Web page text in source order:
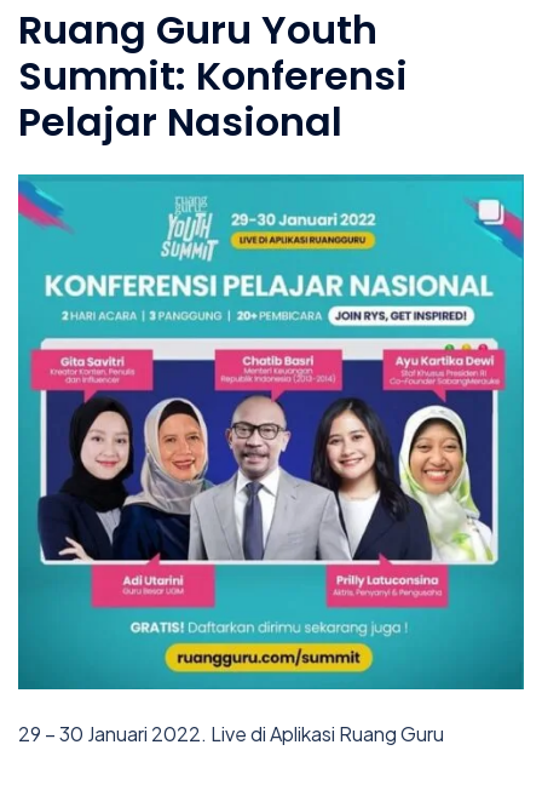
Ruang Guru Youth
Summit: Konferensi
Pelajar Nasional
29 – 30 Januari 2022. Live di Aplikasi Ruang Guru